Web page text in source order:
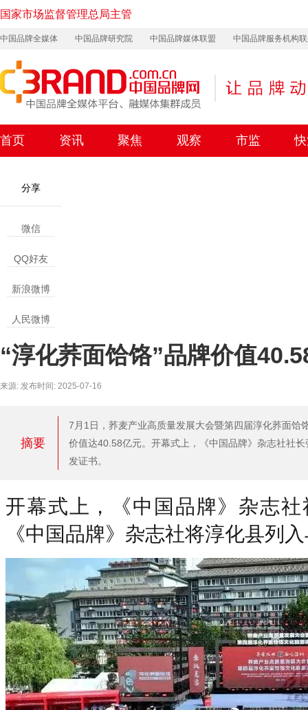
国家市场监督管理总局主管
中国品牌全媒体 中国品牌研究院 中国品牌媒体联盟 中国品牌服务机构
首页 资讯 聚焦 观察 市监
分享
微信
QQ好友
新浪微博
人民微博
“淳化荞面饸饹”品牌价值
来源: 发布时间: 2025-07-16
摘要
7月1日，荞麦产业高质量发展大会暨第四届淳化荞面饸
价值达40.58亿元。开幕式上，《中国品牌》杂志社社
发证书。
开幕式上，《中国品牌》杂志
《中国品牌》杂志社将淳化县列入